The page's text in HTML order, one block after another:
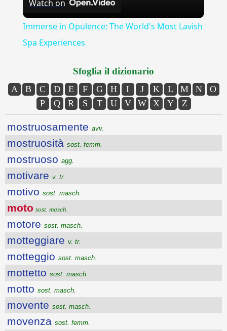
Watch on
Immerse in Opulence: The World's Most Lavish
Spa Experiences
Sfoglia il dizionario
A B C D E F G H I J K L M N
O
P
Q R S T U V W X Y Z
mostruosamente avv.
mostruosità sost. femm.
mostruoso agg.
motivare v. tr.
motivo sost. masch.
moto sost. masch.
motore sost. masch.
motteggiare v. tr.
motteggio sost. masch.
mottetto sost. masch.
motto sost. masch.
movente sost. masch.
movenza sost. femm.